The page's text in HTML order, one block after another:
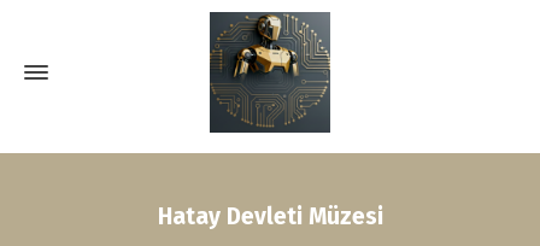
Hatay Devleti Müzesi